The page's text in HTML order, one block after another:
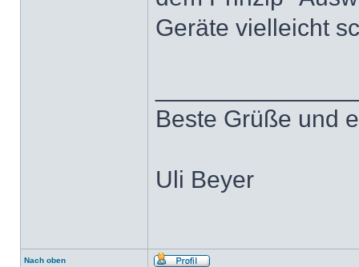
Geräte vielleicht
Beste Grüße und
Uli Beyer
Nach oben